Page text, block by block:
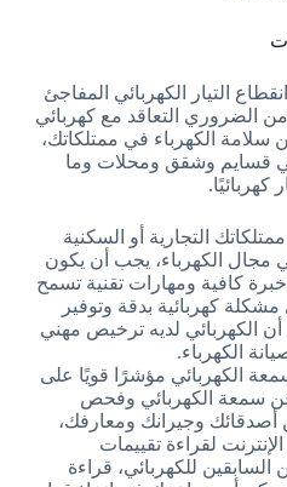
التيار الكهربائي المفاجئ
الضروري التعاقد مع كهربائي
الكهرباء في ممتلكاتك،
قسايم وشقق ومحلات وما
التجارية أو السكنية
الكهرباء، يجب أن يكون
خبرة كافية ومهارات تقنية تسمح
كهربائية بدقة وتوفير
الكهربائي لديه ترخيص مهني
الكهرباء.
الكهربائي مؤشرًا قويًا على
سمعة الكهربائي وفحص
أصدقائك وجيرانك ومعارفك،
لقراءة تقييمات
للكهربائي، قراءة